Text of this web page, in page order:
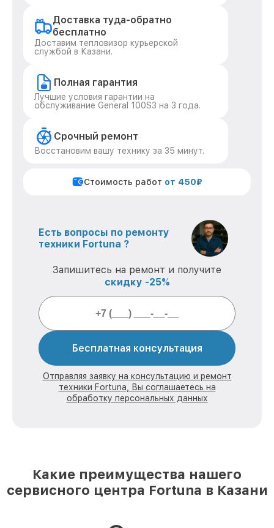
Доставка туда-обратно
бесплатно
Доставим тепловизор курьерской
службой в Казани.
Полная гарантия
Лучшие условия гарантии на
обслуживание General 100S3 на 3 года.
Срочный ремонт
Восстановим вашу технику за 35 минут.
Стоимость работ от 450₽
Есть вопросы по ремонту
техники Fortuna ?
Запишитесь на ремонт и получите
скидку -25%
Бесплатная консультация
Отправляя заявку на консультацию и ремонт
техники Fortuna, Вы соглашаетесь на
обработку персональных данных
Какие преимущества нашего
сервисного центра Fortuna в Казани